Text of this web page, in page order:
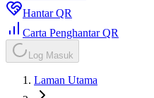
Hantar QR
Carta Penghantar QR
Log Masuk
Laman Utama